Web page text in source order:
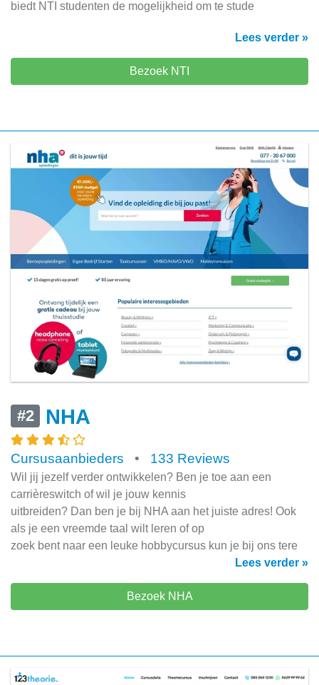
biedt NTI studenten de mogelijkheid om te stude
Lees verder »
Bezoek NTI
#2 NHA
Cursusaanbieders • 133 Reviews
Wil jij jezelf verder ontwikkelen? Ben je toe aan een
carrièreswitch of wil je jouw kennis
uitbreiden? Dan ben je bij NHA aan het juiste adres! Ook
als je een vreemde taal wilt leren of op
zoek bent naar een leuke hobbycursus kun je bij ons tere
Lees verder »
Bezoek NHA